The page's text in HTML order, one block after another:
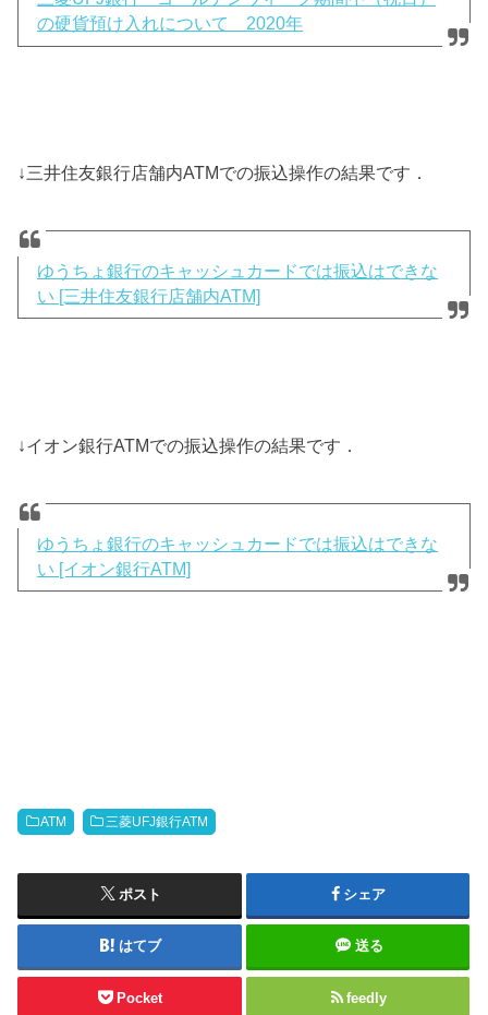
の硬貨預け入れについて 2020年
↓三井住友銀行店舗内ATMでの振込操作の結果です．
ゆうちょ銀行のキャッシュカードでは振込はできな
い [三井住友銀行店舗内ATM]
↓イオン銀行ATMでの振込操作の結果です．
ゆうちょ銀行のキャッシュカードでは振込はできな
い [イオン銀行ATM]
ATM 三菱UFJ銀行ATM
ポスト シェア
はてブ 送る
Pocket feedly